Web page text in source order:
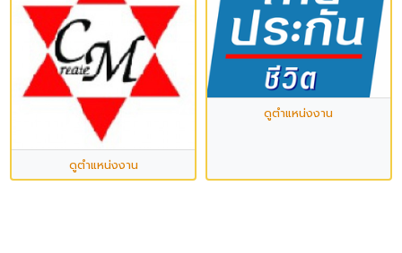
ดูตำแหน่งงาน
ดูตำแหน่งงาน